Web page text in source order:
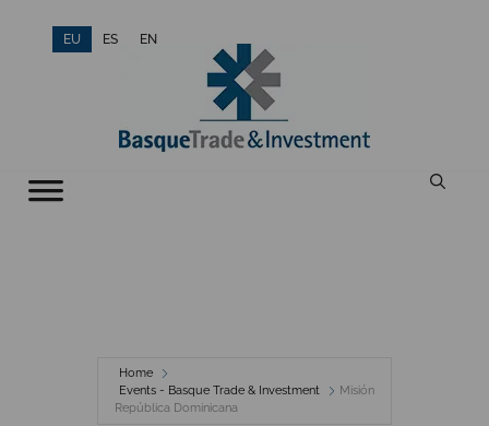
EU ES EN
Home
Events - Basque Trade & Investment
Misión
República Dominicana